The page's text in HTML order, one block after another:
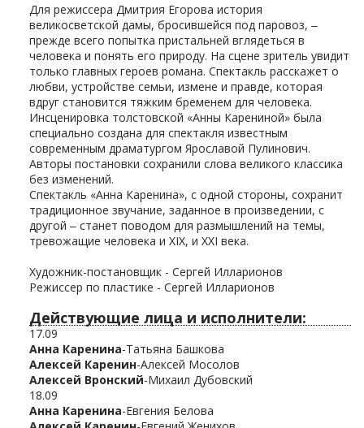
Для режиссера Дмитрия Егорова история
великосветской дамы, бросившейся под паровоз, ‒
прежде всего попытка пристальней вглядеться в
человека и понять его природу. На сцене зритель увидит
только главных героев романа. Спектакль расскажет о
любви, устройстве семьи, измене и правде, которая
вдруг становится тяжким бременем для человека.
Инсценировка толстовской «Анны Карениной» была
специально создана для спектакля известным
современным драматургом Ярославой Пулинович.
Авторы постановки сохранили слова великого классика
без изменений.
Спектакль «Анна Каренина», с одной стороны, сохранит
традиционное звучание, заданное в произведении, с
другой ‒ станет поводом для размышлений на темы,
тревожащие человека и XIX, и ХХI века.
Художник-постановщик - Сергей Илларионов
Режиссер по пластике - Сергей Илларионов
Действующие лица и исполнители:
17.09
Анна Каренина-Татьяна Башкова
Алексей Каренин-Алексей Мосолов
Алексей Вронский-Михаил Дубовский
18.09
Анна Каренина-Евгения Белова